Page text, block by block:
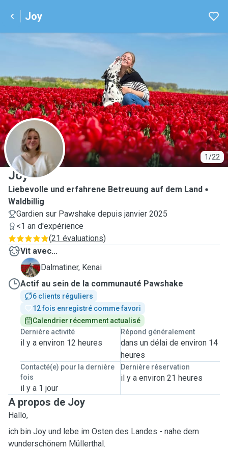
Joy
1/22
J
Joy
Liebevolle und erfahrene Betreuung auf dem Land
Waldbillig
Gardien sur Pawshake depuis janvier 2025
<1 an d'expérience
(21 évaluations)
Vit avec...
K
Dalmatiner, Kenai
Actif au sein de la communauté Pawshake
6 clients réguliers
12 fois enregistré comme favori
Calendrier récemment actualisé
Dernière activité
il y a environ 12 heures
Répond généralement
dans un délai de environ 14
heures
Contacté(e) pour la dernière
fois
il y a 1 jour
Dernière réservation
il y a environ 21 heures
A propos de Joy
Hallo,
ich bin Joy und lebe im Osten des Landes - nahe dem
wunderschönem Müllerthal.